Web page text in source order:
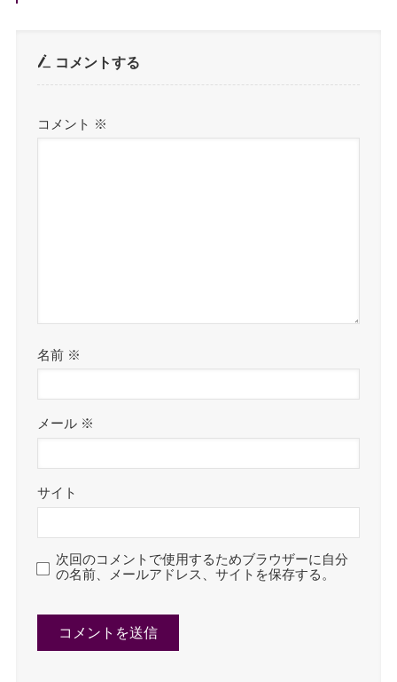
コメントする
コメント ※
名前 ※
メール ※
サイト
次回のコメントで使用するためブラウザーに自分
の名前、メールアドレス、サイトを保存する。